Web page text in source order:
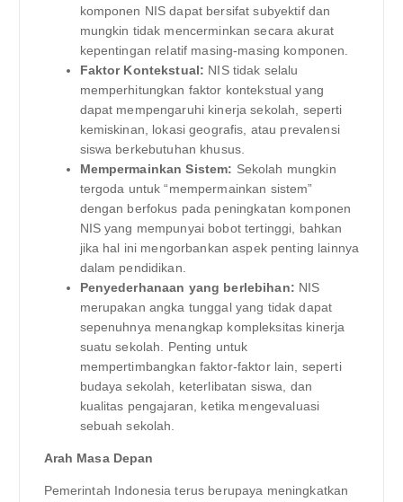
komponen NIS dapat bersifat subyektif dan
mungkin tidak mencerminkan secara akurat
kepentingan relatif masing-masing komponen.
Faktor Kontekstual: NIS tidak selalu
memperhitungkan faktor kontekstual yang
dapat mempengaruhi kinerja sekolah, seperti
kemiskinan, lokasi geografis, atau prevalensi
siswa berkebutuhan khusus.
Mempermainkan Sistem: Sekolah mungkin
tergoda untuk “mempermainkan sistem”
dengan berfokus pada peningkatan komponen
NIS yang mempunyai bobot tertinggi, bahkan
jika hal ini mengorbankan aspek penting lainnya
dalam pendidikan.
Penyederhanaan yang berlebihan: NIS
merupakan angka tunggal yang tidak dapat
sepenuhnya menangkap kompleksitas kinerja
suatu sekolah. Penting untuk
mempertimbangkan faktor-faktor lain, seperti
budaya sekolah, keterlibatan siswa, dan
kualitas pengajaran, ketika mengevaluasi
sebuah sekolah.
Arah Masa Depan
Pemerintah Indonesia terus berupaya meningkatkan